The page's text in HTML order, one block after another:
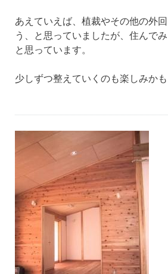
あえていえば、植裁やその他の外
う、と思っていましたが、住んで
と思っています。
少しずつ整えていくのも楽しみかも